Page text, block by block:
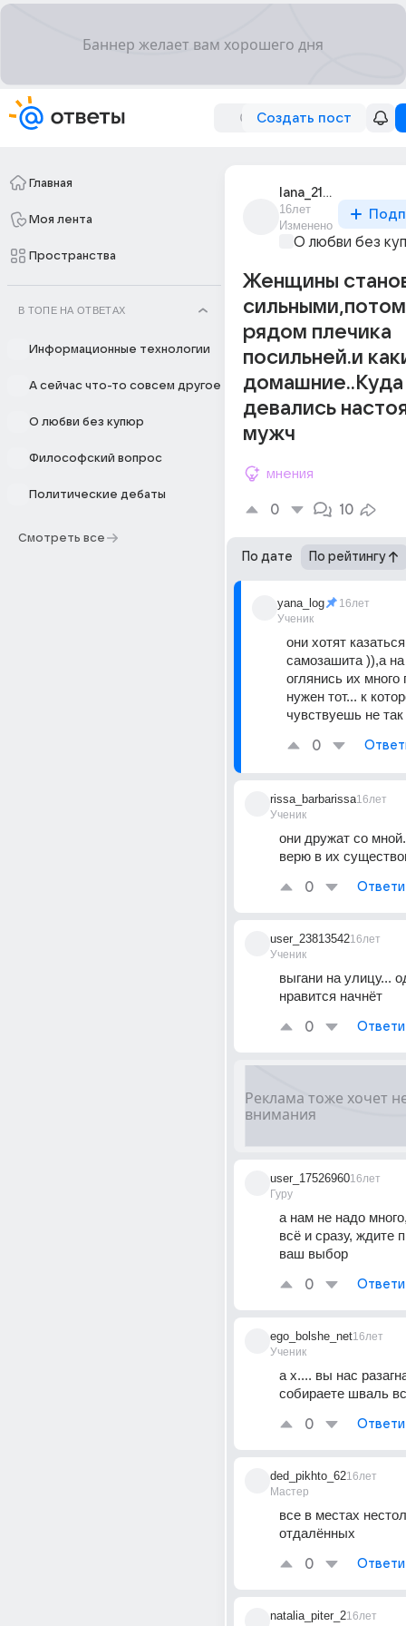
Создать пост
Главная
Моя лента
Пространства
В ТОПЕ НА ОТВЕТАХ
Информационные технологии
А сейчас что-то совсем другое
О любви без купюр
Философский вопрос
Политические дебаты
Смотреть все
lana_2184
16лет
Изменено
О любви без
Женщины
рядом плечика
посильней.и
домашние..Куда
девались
мужч
мнения
0 10
По дате По рейтингу
yana_log
Ученик
16лет
они хотят
самозашита )),а на
оглянись их много
нужен тот... к
чувствуешь не
0
rissa_barbarissa
Ученик
16лет
они дружат со
верю в их
0
user_23813542
Ученик
16лет
выгани на улицу...
нравится начнёт
0
user_17526960
Гуру
16лет
а нам не надо
всё и сразу, ждите
ваш выбор
0
ego_bolshe_net
Ученик
16лет
а х.... вы нас
собираете шваль
0
ded_pikhto_62
Мастер
16лет
все в местах
отдалённых
0
natalia_piter_216лет